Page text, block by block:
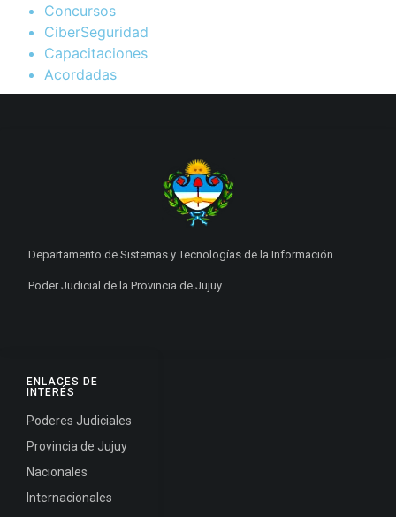
Concursos
CiberSeguridad
Capacitaciones
Acordadas
ENLACES DE
INTERÉS
Poderes Judiciales
Provincia de Jujuy
Nacionales
Internacionales
Departamento de Sistemas y Tecnologías de la Información.
Poder Judicial de la Provincia de Jujuy